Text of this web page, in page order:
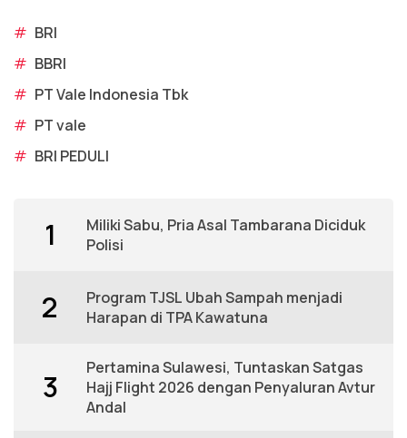
# BRI
# BBRI
# PT Vale Indonesia Tbk
# PT vale
# BRI PEDULI
1
Miliki Sabu, Pria Asal Tambarana Diciduk
Polisi
2
Program TJSL Ubah Sampah menjadi
Harapan di TPA Kawatuna
3
Pertamina Sulawesi, Tuntaskan Satgas
Hajj Flight 2026 dengan Penyaluran Avtur
Andal